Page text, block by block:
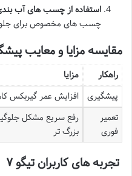
استفاده از چسب های آب
چسب های مخصوص برای
مقایسه مزایا و معایب
راهکار مزایا
پیشگیری
افزایش عمر گیربکس
تعمیر
فوری
رفع سریع مشکل
بزرگ تر
تجربه های کاربران تیگو ۷